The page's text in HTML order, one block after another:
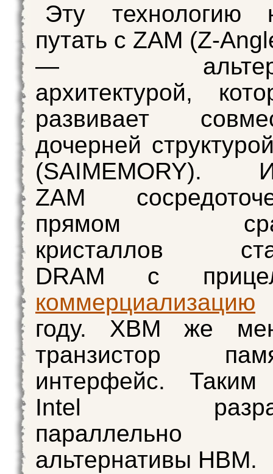
Эту технологию
путать с ZAM (Z-
—
архитектурой,
развивает
дочерней
(SAIMEMORY).
ZAM
прямом
кристаллов
DRAM с
коммерциализацию
году. XBM же
транзистор
интерфейс. Таким
Intel
альтернативы HBM.